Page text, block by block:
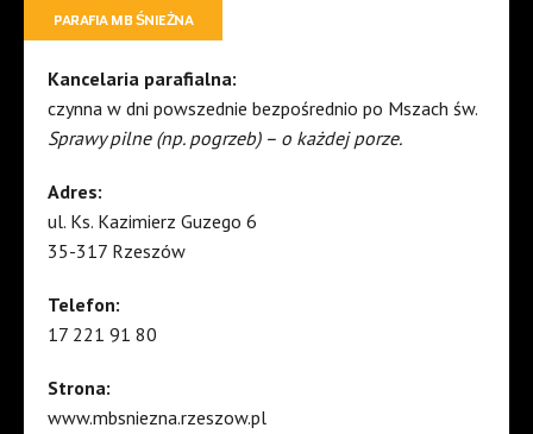
PARAFIA MB ŚNIEŻNA
Kancelaria parafialna:
czynna w dni powszednie bezpośrednio po Mszach św.
Sprawy pilne (np. pogrzeb) – o każdej porze.
Adres:
ul. Ks. Kazimierz Guzego 6
35-317 Rzeszów
Telefon:
17 221 91 80
Strona:
www.mbsniezna.rzeszow.pl